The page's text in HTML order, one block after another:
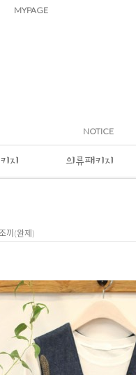
MYPAGE
NOTICE
지 의류패키지
끼(완제)